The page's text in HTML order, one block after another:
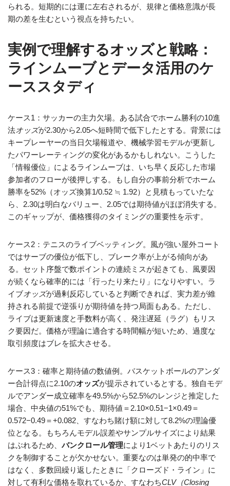
られる。短期的には運に左右されるが、規律と価格意識が長
期の差を生むという視点を持ちたい。
実例で理解するオッズと戦略：
ラインムーブとデータ活用のケ
ーススタディ
ケース1：サッカーの主力欠場。ある試合でホーム勝利の10進
法オッズが2.30から2.05へ短時間で低下したとする。背景には
キープレーヤーの当日欠場報道や、機械学習モデルが更新し
たパワーレーティングの変化があるかもしれない。こうした
「情報優位」によるラインムーブは、いち早く反応した市場
参加者のフローが後押しする。もし自分の事前分析でホーム
勝率を52%（オッズ換算1/0.52 ≒ 1.92）と見積もっていたな
ら、2.30は明白なバリュー、2.05では期待値がほぼ消失する。
このギャップが、価格獲得のタイミングの重要性を示す。
ケース2：テニスのライブベッティング。風が強い屋外コート
ではサーブの優位が低下し、ブレーク率が上がる傾向があ
る。セット序盤で数ポイントの連続ミスが起きても、風要因
が続くなら確率的には「行ったり来たり」になりやすい。ラ
イブオッズが過剰反応していると判断できれば、実力差が維
持される前提で逆張りが期待値を持つ局面もある。ただし、
ライブは更新速度と手数料が高く、発注遅延（ラグ）もリス
ク要因だ。価格が理論に適合する時間幅が短いため、過度な
取引頻度はブレを拡大させる。
ケース3：確率と期待値の数値例。バスケットボールのアンダ
ー合計得点に2.10のオッズが提示されているとする。独自モデ
ルでアンダー成立確率を49.5%から52.5%のレンジと推定した
場合、中央値の51%でも、期待値＝2.10×0.51−1×0.49＝
0.572−0.49＝+0.082、すなわち賭け額に対して8.2%の理論優
位となる。もちろんモデル誤差やサンプルサイズにより結果
はぶれるため、 バンクロール管理により1ベットあたりのリス
クを制御することが欠かせない。重要なのは単発の的中率で
はなく、多数回繰り返したときに「クローズド・ライン」に
対して有利な価格を取れているか、すなわちCLV（Closing